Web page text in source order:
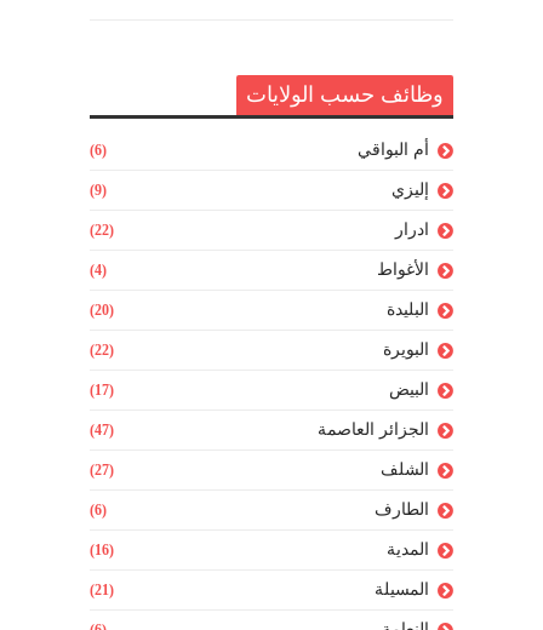
وظائف حسب الولايات
أم البواقي (6)
إليزي (9)
ادرار (22)
الأغواط (4)
البليدة (20)
البويرة (22)
البيض (17)
الجزائر العاصمة (47)
الشلف (27)
الطارف (6)
المدية (16)
المسيلة (21)